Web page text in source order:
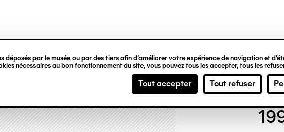
déposés par le musée ou par des tiers afin d’améliorer votre expérience de navigation et
nécessaires au bon fonctionnement du site, vous pouvez tous les accepter, tous les
Tout accepter Tout refuser